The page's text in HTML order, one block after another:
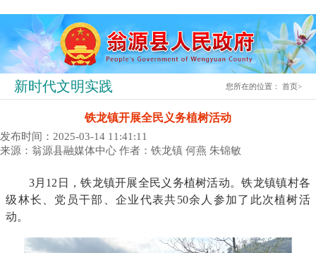
新时代文明实践 您所在的位置：首页>
铁龙镇开展全民义务植树活动
发布时间：2025-03-14 11:41:11
来源：翁源县融媒体中心 作者：铁龙镇 何燕 朱锦敏
3月12日，铁龙镇开展全民义务植树活动。铁龙镇镇村各
级林长、党员干部、企业代表共50余人参加了此次植树活
动。